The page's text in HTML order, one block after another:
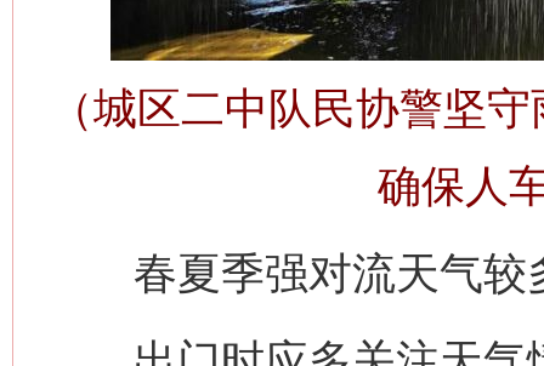
（城区二中队民协警坚
确保人
春夏季强对流天气较
在谋一域中谋全局
今